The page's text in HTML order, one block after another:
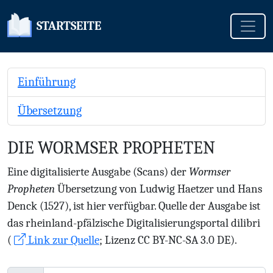
STARTSEITE
Einführung
Übersetzung
DIE WORMSER PROPHETEN
Eine digitalisierte Ausgabe (Scans) der Wormser
ProphetenÜbersetzung von Ludwig Haetzer und Hans
Denck (1527), ist hier verfügbar. Quelle der Ausgabe ist
das rheinland-pfälzische Digitalisierungsportal dilibri
(
Link zur Quelle; Lizenz CC BY-NC-SA 3.0 DE).